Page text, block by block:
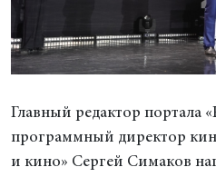
Главный редактор портала
программный директор
и кино» Сергей Симаков